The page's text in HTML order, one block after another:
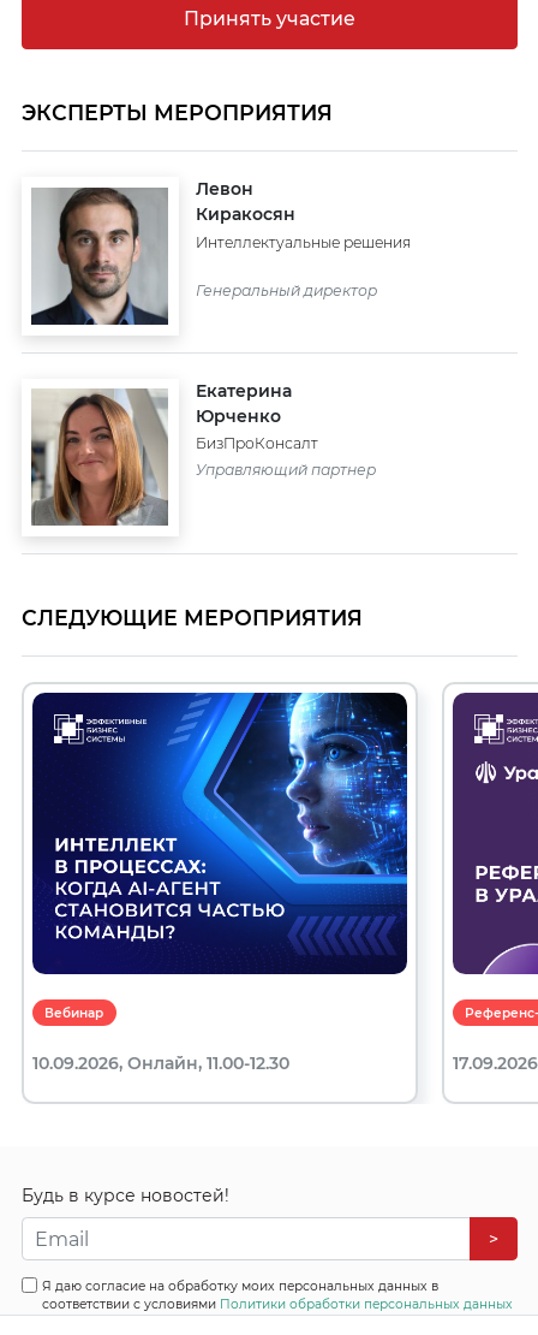
Принять участие
ЭКСПЕРТЫ МЕРОПРИЯТИЯ
Левон
Киракосян
Интеллектуальные решения
Генеральный директор
Екатерина
Юрченко
БизПроКонсалт
Управляющий партнер
СЛЕДУЮЩИЕ МЕРОПРИЯТИЯ
Вебинар
10.09.2026, Онлайн, 11.00-12.30
Будь в курсе новостей!
>
Я даю согласие на обработку моих персональных данных в
соответствии с условиями Политики обработки персональных данных